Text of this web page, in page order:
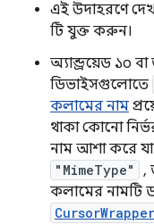
এই উদাহরণে
টি যুক্ত করুন।
অ্যান্ড্রয়েড ১০
ডিভাইসগুলোতে
কলামের নাম
থাকা কোনো
নাম আশা করে যা
"MimeType"
,
কলামের নামটি
CursorWrapper